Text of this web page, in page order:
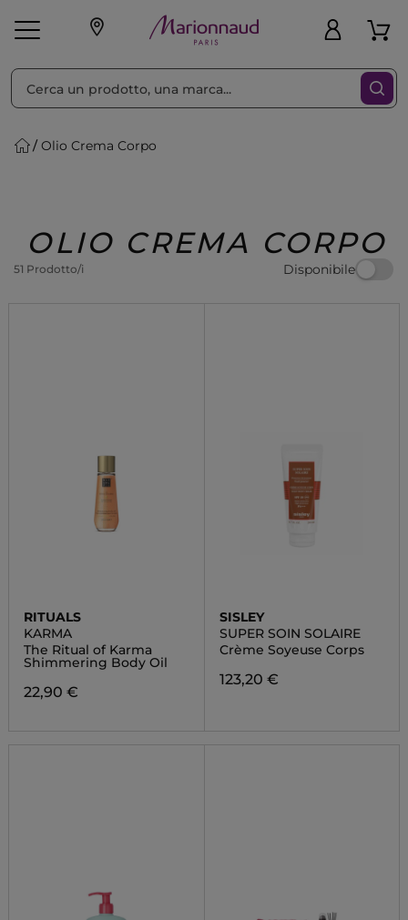
Make-up Profumi
Regalo
Olio Crema Corpo
OLIO CREMA CORPO
51 Prodotto/i Disponibile
Ordina per Filtra
RITUALS
KARMA
The Ritual of Karma
Shimmering Body Oil
22,90 €
SISLEY
SUPER SOIN SOLAIRE
Crème Soyeuse Corps
123,20 €